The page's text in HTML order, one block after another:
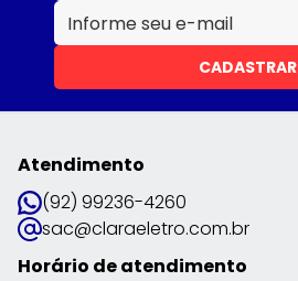
CADASTRAR
Atendimento
(92) 99236-4260
sac@claraeletro.com.br
Horário de atendimento